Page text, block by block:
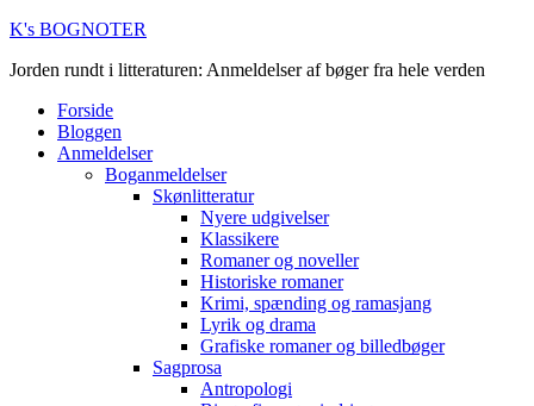
K's BOGNOTER
Jorden rundt i litteraturen: Anmeldelser af bøger fra hele verden
Forside
Bloggen
Anmeldelser
Boganmeldelser
Skønlitteratur
Nyere udgivelser
Klassikere
Romaner og noveller
Historiske romaner
Krimi, spænding og ramasjang
Lyrik og drama
Grafiske romaner og billedbøger
Sagprosa
Antropologi